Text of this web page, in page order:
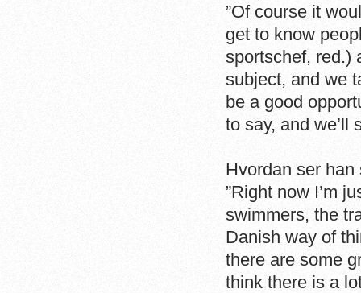
”Of course it
get to know
sportschef, red.)
subject, and we
be a good
to say, and we’ll
Hvordan ser
”Right now I’m
swimmers, the
Danish way of
there are some
think there is a